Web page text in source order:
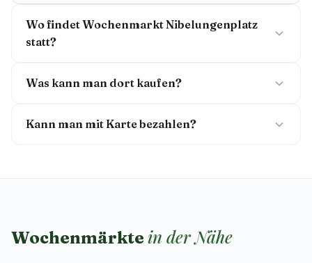
Wo findet Wochenmarkt Nibelungenplatz
statt?
Was kann man dort kaufen?
Kann man mit Karte bezahlen?
Wochenmärkte in der Nähe